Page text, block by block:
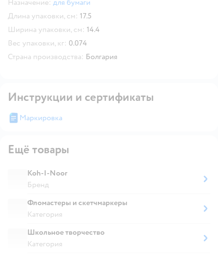
Назначение: для бумаги
Длина упаковки, см: 17.5
Ширина упаковки, см: 14.4
Вес упаковки, кг: 0.074
Страна производства: Болгария
Инструкции и сертификаты
Маркировка
Ещё товары
Koh-I-Noor
Бренд
Фломастеры и скетчмаркеры
Категория
Школьное творчество
Категория